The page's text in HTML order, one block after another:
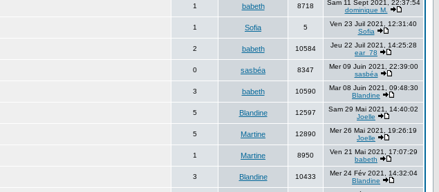
1 babeth 8718
Sam 11 Sept 2021, 22:37:54
dominique M.
1 Sofia 5
Ven 23 Juil 2021, 12:31:40
Sofia
2 babeth 10584
Jeu 22 Juil 2021, 14:25:28
ear_78
0 sasbéa 8347
Mer 09 Juin 2021, 22:39:00
sasbéa
3 babeth 10590
Mar 08 Juin 2021, 09:48:30
Blandine
5 Blandine 12597
Sam 29 Mai 2021, 14:40:02
Joelle
5 Martine 12890
Mer 26 Mai 2021, 19:26:19
Joelle
1 Martine 8950
Ven 21 Mai 2021, 17:07:29
babeth
3 Blandine 10433
Mer 24 Fév 2021, 14:32:04
Blandine